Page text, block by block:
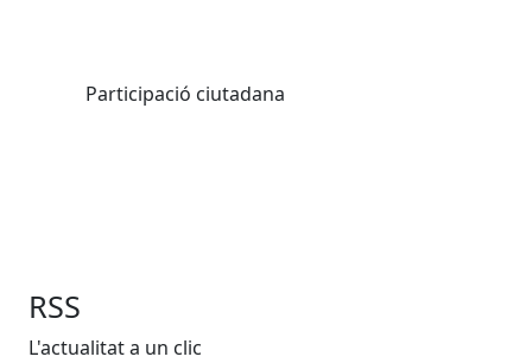
Participació ciutadana
RSS
L'actualitat a un clic